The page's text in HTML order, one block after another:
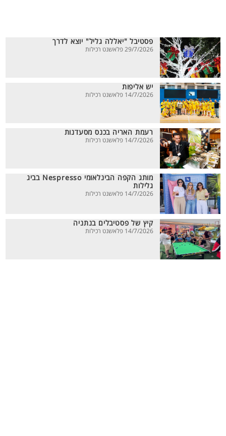
פסטיבל "יאללה גליל" יוצא לדרך
29/7/2026 פלאשנט רכילות
יש אליפות
14/7/2026 פלאשנט רכילות
רעמת האריה בכנס מסעדנות
14/7/2026 פלאשנט רכילות
מותג הקפה הבינלאומי Nespresso בביג
גלילות
14/7/2026 פלאשנט רכילות
קיץ של פסטיבלים בנתניה
14/7/2026 פלאשנט רכילות